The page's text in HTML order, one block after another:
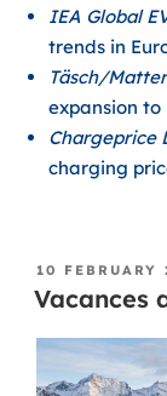
IEA Global
trends in
Täsch/
expansion to
Chargeprice
charging
10 FEBRUARY
Vacances